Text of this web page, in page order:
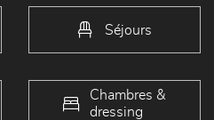
Séjours
Chambres &
dressing